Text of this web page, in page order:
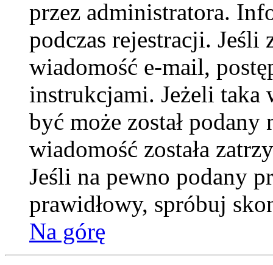
przez administratora.
podczas rejestracji. Jeśli
wiadomość e-mail,
instrukcjami. Jeżeli taka
być może został
wiadomość została
Jeśli na pewno podany
prawidłowy, spróbuj
Na górę